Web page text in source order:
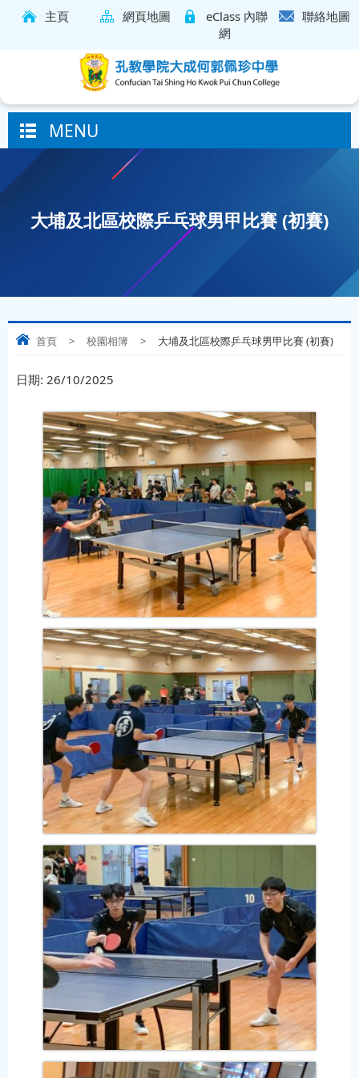
主頁 網頁地圖
eClass 內聯
網
聯絡地圖
MENU
大埔及北區校際乒乓球男甲比賽 (初賽)
首頁 > 校園相簿 > 大埔及北區校際乒乓球男甲比賽 (初賽)
日期: 26/10/2025